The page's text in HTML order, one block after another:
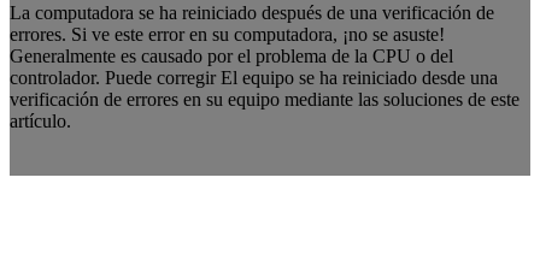
La computadora se ha reiniciado después de una verificación de
errores. Si ve este error en su computadora, ¡no se asuste!
Generalmente es causado por el problema de la CPU o del
controlador. Puede corregir El equipo se ha reiniciado desde una
verificación de errores en su equipo mediante las soluciones de este
artículo.